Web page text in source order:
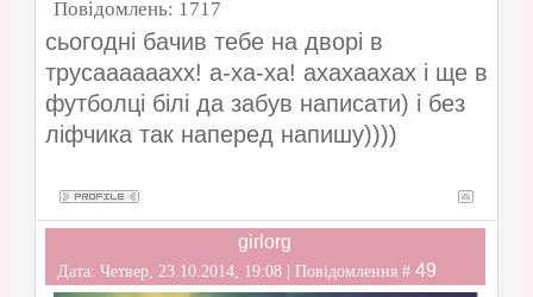
Повідомлень: 1717
сьогодні бачив тебе на дворі в
трусаааааахх! а-ха-ха! ахахаахах і ще в
футболці білі да забув написати) і без
ліфчика так наперед напишу))))
girlorg
Дата: Четвер, 23.10.2014, 19:08 | Повідомлення # 49